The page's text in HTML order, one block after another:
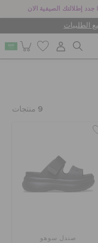
الطلبيات
9 منتجات
صندل سوهو